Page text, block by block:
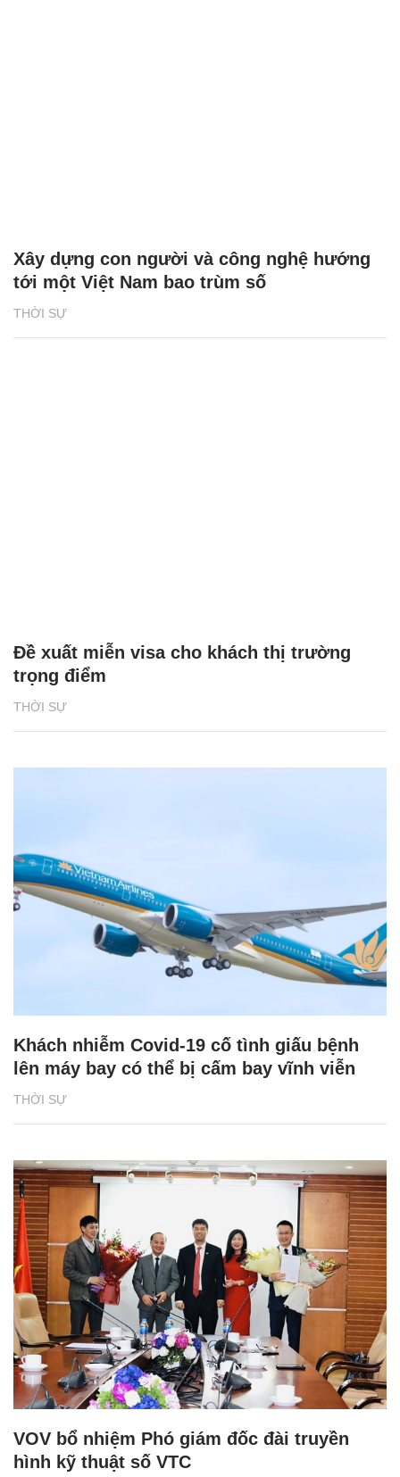
THỜI SỰ
Xây dựng con người và công nghệ hướng
tới một Việt Nam bao trùm số
THỜI SỰ
Đề xuất miễn visa cho khách thị trường
trọng điểm
THỜI SỰ
Khách nhiễm Covid-19 cố tình giấu bệnh
lên máy bay có thể bị cấm bay vĩnh viễn
VOV bổ nhiệm Phó giám đốc đài truyền
hình kỹ thuật số VTC